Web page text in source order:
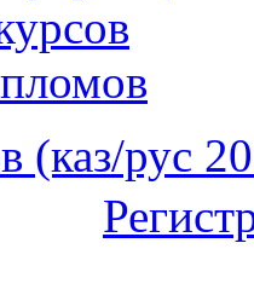
(каз/рус